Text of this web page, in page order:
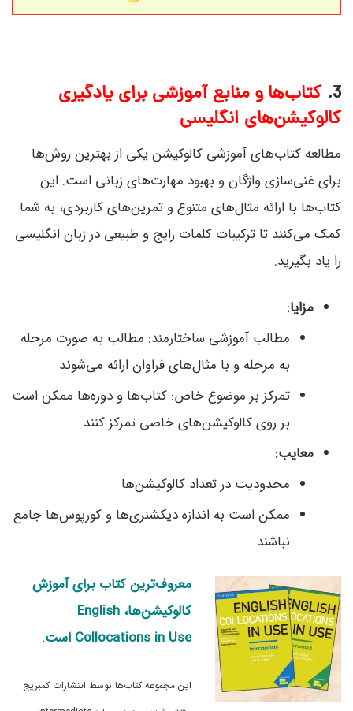
3. کتاب‌ها و منابع آموزشی برای یادگیری
کالوکیشن‌های انگلیسی
مطالعه کتاب‌های آموزشی کالوکیشن یکی از بهترین روش‌ها
برای غنی‌سازی واژگان و بهبود مهارت‌های زبانی است. این
کتاب‌ها با ارائه مثال‌های متنوع و تمرین‌های کاربردی، به شما
کمک می‌کنند تا ترکیبات کلمات رایج و طبیعی در زبان انگلیسی
را یاد بگیرید.
مزایا:
مطالب آموزشی ساختارمند: مطالب به صورت مرحله
به مرحله و با مثال‌های فراوان ارائه می‌شوند
تمرکز بر موضوع خاص: کتاب‌ها و دوره‌ها ممکن است
بر روی کالوکیشن‌های خاصی تمرکز کنند
معایب:
محدودیت در تعداد کالوکیشن‌ها
ممکن است به اندازه دیکشنری‌ها و کورپوس‌ها جامع
نباشند
معروف‌ترین کتاب برای آموزش
کالوکیشن‌ها، English
Collocations in Use است.
این مجموعه کتاب‌ها توسط انتشارات کمبریج